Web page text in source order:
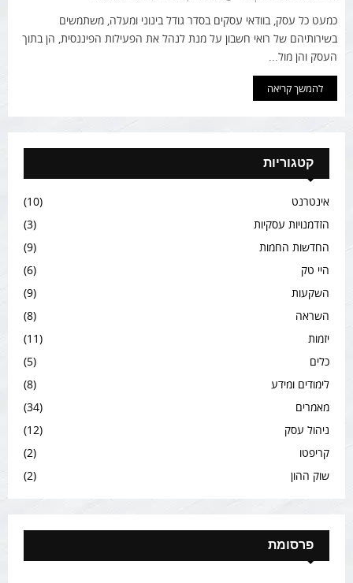
כמעט כל עסק, בוודאי עסקים בסדר גודל בינוני ומעלה, משתמשים
בשירותיהם של רואי חשבון על מנת לנהל את הפעילות הפיננסית, הן בתוך
העסק והן מול...
להמשך קריאה
קטגוריות
אינטרנט
(10)
הזדמנויות עסקיות
(3)
החדשות החמות
(9)
היי טק
(6)
השקעות
(9)
השראה
(8)
יזמות
(11)
כלים
(5)
לימודים ומידע
(8)
מאמרים
(34)
ניהול עסק
(12)
קריפטו
(2)
שוק ההון
(2)
פרסומת